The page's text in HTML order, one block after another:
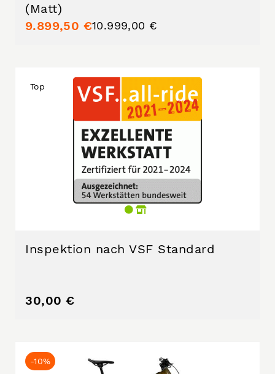
(Matt)
9.899,50 €10.999,00 €
Top
Inspektion nach VSF Standard
30,00 €
-10%